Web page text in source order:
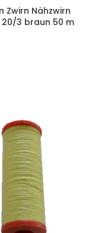
Zwirn Nähzwirn
20/3 braun 50 m